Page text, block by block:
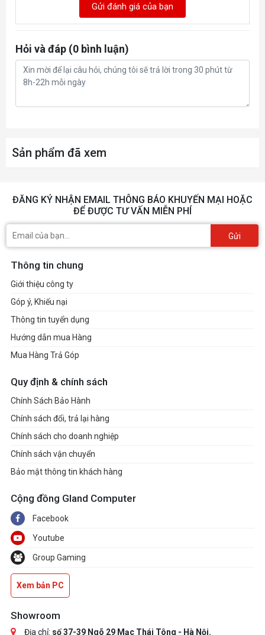
Gửi đánh giá của bạn
Hỏi và đáp (0 bình luận)
Sản phẩm đã xem
ĐĂNG KÝ NHẬN EMAIL THÔNG BÁO KHUYẾN MẠI HOẶC
ĐỂ ĐƯỢC TƯ VẤN MIỄN PHÍ
Gửi
Thông tin chung
Giới thiệu công ty
Góp ý, Khiếu nại
Thông tin tuyển dụng
Hướng dẫn mua Hàng
Mua Hàng Trả Góp
Quy định & chính sách
Chính Sách Bảo Hành
Chính sách đổi, trả lại hàng
Chính sách cho doanh nghiệp
Chính sách vận chuyển
Bảo mật thông tin khách hàng
Cộng đồng Gland Computer
Facebook
Youtube
Group Gaming
Xem bản PC
Showroom
Địa chỉ: số 37-39 Ngõ 29 Mạc Thái Tông - Hà Nội.